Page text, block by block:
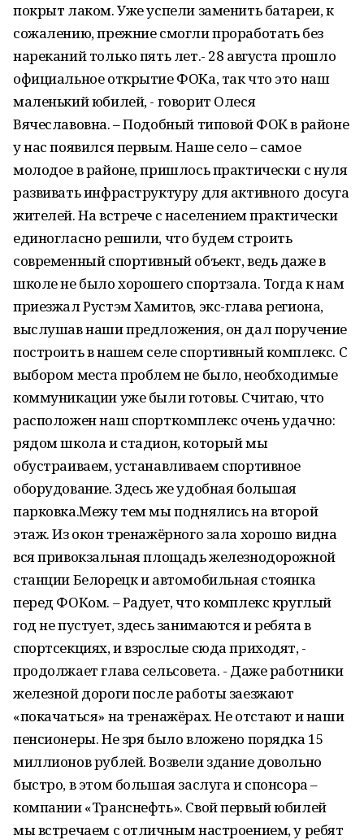
покрыт лаком. Уже успели заменить батареи, к
сожалению, прежние смогли проработать без
нареканий только пять лет.- 28 августа прошло
официальное открытие ФОКа, так что это наш
маленький юбилей, - говорит Олеся
Вячеславовна. – Подобный типовой ФОК в районе
у нас появился первым. Наше село – самое
молодое в районе, пришлось практически с нуля
развивать инфраструктуру для активного досуга
жителей. На встрече с населением практически
единогласно решили, что будем строить
современный спортивный объект, ведь даже в
школе не было хорошего спортзала. Тогда к нам
приезжал Рустэм Хамитов, экс-глава региона,
выслушав наши предложения, он дал поручение
построить в нашем селе спортивный комплекс. С
выбором места проблем не было, необходимые
коммуникации уже были готовы. Считаю, что
расположен наш спорткомплекс очень удачно:
рядом школа и стадион, который мы
обустраиваем, устанавливаем спортивное
оборудование. Здесь же удобная большая
парковка.Межу тем мы поднялись на второй
этаж. Из окон тренажёрного зала хорошо видна
вся привокзальная площадь железнодорожной
станции Белорецк и автомобильная стоянка
перед ФОКом. – Радует, что комплекс круглый
год не пустует, здесь занимаются и ребята в
спортсекциях, и взрослые сюда приходят, -
продолжает глава сельсовета. - Даже работники
железной дороги после работы заезжают
«покачаться» на тренажёрах. Не отстают и наши
пенсионеры. Не зря было вложено порядка 15
миллионов рублей. Возвели здание довольно
быстро, в этом большая заслуга и спонсора –
компании «Транснефть». Свой первый юбилей
мы встречаем с отличным настроением, у ребят